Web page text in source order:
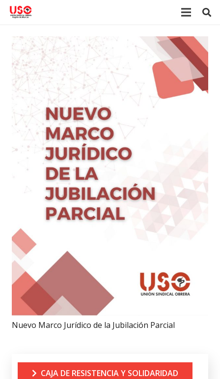
Nuevo Marco Jurídico de la Jubilación Parcial
CAJA DE RESISTENCIA Y SOLIDARIDAD